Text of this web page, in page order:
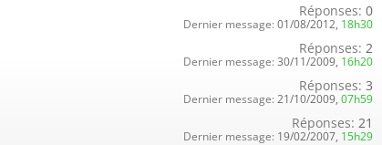
Réponses: 0
Dernier message: 01/08/2012, 18h30
Réponses: 2
Dernier message: 30/11/2009, 16h20
Réponses: 3
Dernier message: 21/10/2009, 07h59
Réponses: 21
Dernier message: 19/02/2007, 15h29